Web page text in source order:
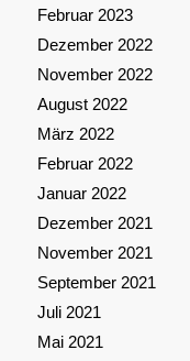
Februar 2023
Dezember 2022
November 2022
August 2022
März 2022
Februar 2022
Januar 2022
Dezember 2021
November 2021
September 2021
Juli 2021
Mai 2021